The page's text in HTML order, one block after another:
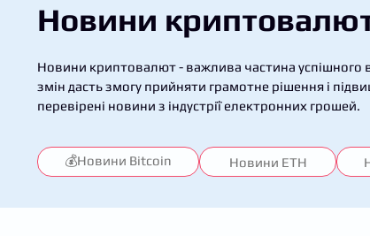
Новини
Новини криптовалют - важлива частина успішного
змін дасть змогу прийняти грамотне рішення і
перевірені новини з індустрії електронних грошей.
💰Новини Bitcoin Новини ETH